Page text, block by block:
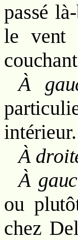
passé
le vent
À
intérieur.
À
À
ou
chez